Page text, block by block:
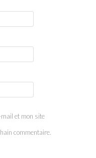
et mon site
commentaire.